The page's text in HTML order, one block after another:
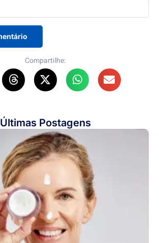
Compartilhe:
Últimas Postagens